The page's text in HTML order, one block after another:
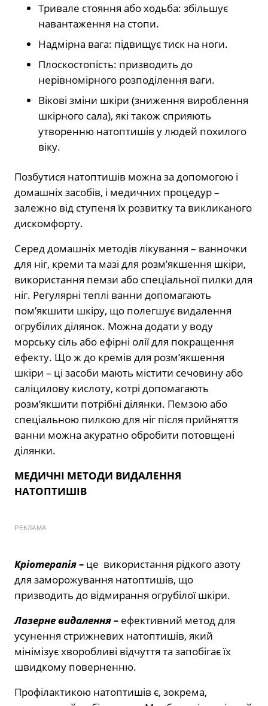
Тривале стояння або ходьба: збільшує
навантаження на стопи.
Надмірна вага: підвищує тиск на ноги.
Плоскостопість: призводить до
нерівномірного розподілення ваги.
Вікові зміни шкіри (зниження вироблення
шкірного сала), які також сприяють
утворенню натоптишів у людей похилого
віку.
Позбутися натоптишів можна за допомогою і
домашніх засобів, і медичних процедур –
залежно від ступеня їх розвитку та викликаного
дискомфорту.
Серед домашніх методів лікування – ванночки
для ніг, креми та мазі для розм’якшення шкіри,
використання пемзи або спеціальної пилки для
ніг. Регулярні теплі ванни допомагають
пом’якшити шкіру, що полегшує видалення
огрубілих ділянок. Можна додати у воду
морську сіль або ефірні олії для покращення
ефекту. Що ж до кремів для розм’якшення
шкіри – ці засоби мають містити сечовину або
саліцилову кислоту, котрі допомагають
розм’якшити потрібні ділянки. Пемзою або
спеціальною пилкою для ніг після прийняття
ванни можна акуратно обробити потовщені
ділянки.
МЕДИЧНІ МЕТОДИ ВИДАЛЕННЯ
НАТОПТИШІВ
РЕКЛАМА
Кріотерапія – це використання рідкого азоту
для заморожування натоптишів, що
призводить до відмирання огрубілої шкіри.
Лазерне видалення – ефективний метод для
усунення стрижневих натоптишів, який
мінімізує хворобливі відчуття та запобігає їх
швидкому поверненню.
Профілактикою натоптишів є, зокрема,